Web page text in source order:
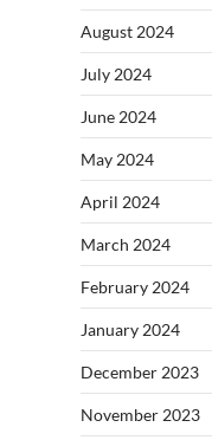
August 2024
July 2024
June 2024
May 2024
April 2024
March 2024
February 2024
January 2024
December 2023
November 2023